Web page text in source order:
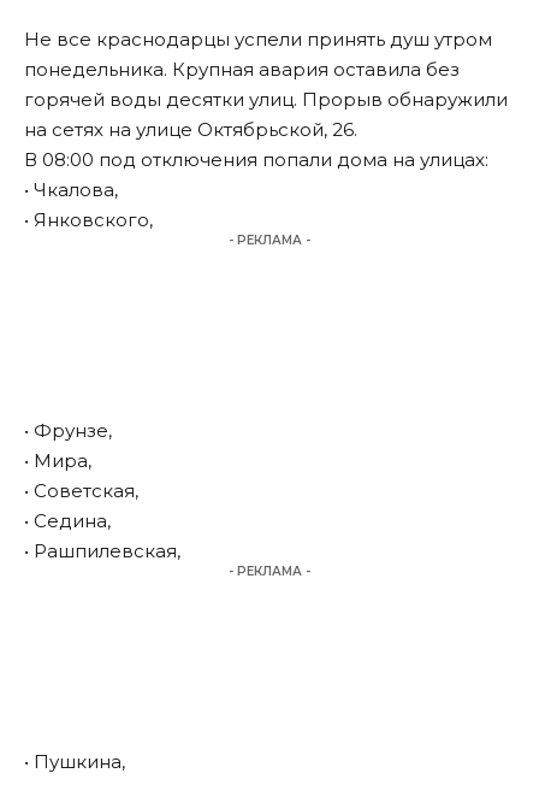
Не все краснодарцы успели принять душ утром
понедельника. Крупная авария оставила без
горячей воды десятки улиц. Прорыв обнаружили
на сетях на улице Октябрьской, 26.
В 08:00 под отключения попали дома на улицах:
• Чкалова,
• Янковского,
- РЕКЛАМА -
• Фрунзе,
• Мира,
• Советская,
• Седина,
• Рашпилевская,
- РЕКЛАМА -
• Пушкина,